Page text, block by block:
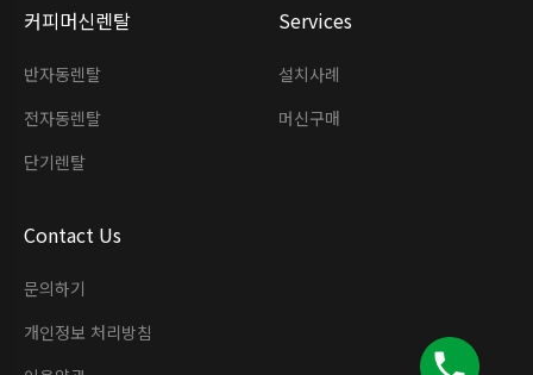
커피머신렌탈
반자동렌탈
전자동렌탈
단기렌탈
Services
설치사례
머신구매
Contact Us
문의하기
개인정보 처리방침